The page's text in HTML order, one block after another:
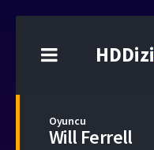
HDDizi
Oyuncu
Will Ferrell